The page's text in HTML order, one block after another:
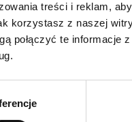
treści i reklam,
korzystasz z naszej
połączyć te informacje